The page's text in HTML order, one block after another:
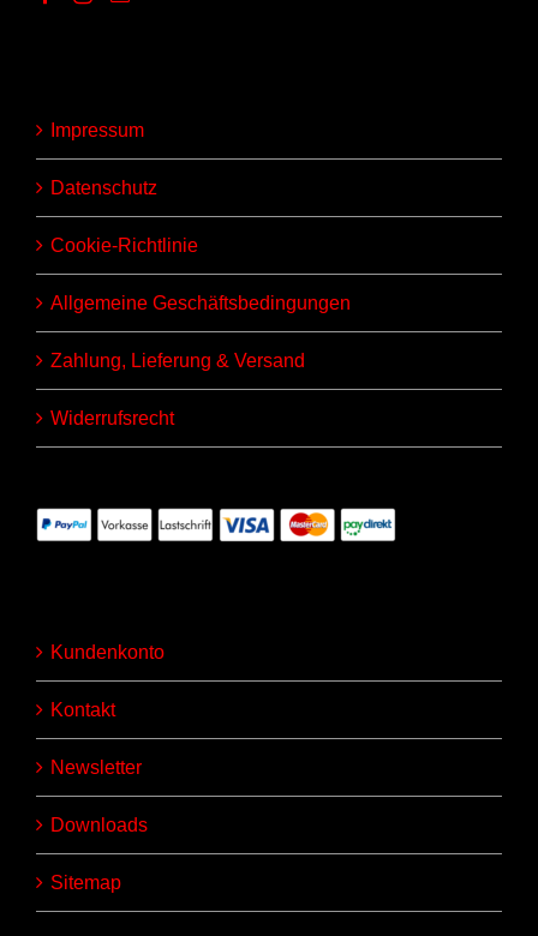
Impressum
Datenschutz
Cookie-Richtlinie
Allgemeine Geschäftsbedingungen
Zahlung, Lieferung & Versand
Widerrufsrecht
Kundenkonto
Kontakt
Newsletter
Downloads
Sitemap